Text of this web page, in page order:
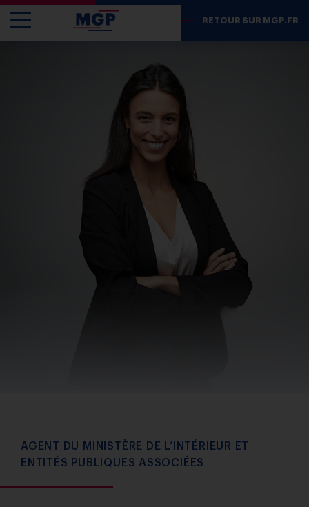
RETOUR SUR MGP.FR
AGENT DU MINISTÈRE DE L’INTÉRIEUR ET
ENTITÉS PUBLIQUES ASSOCIÉES